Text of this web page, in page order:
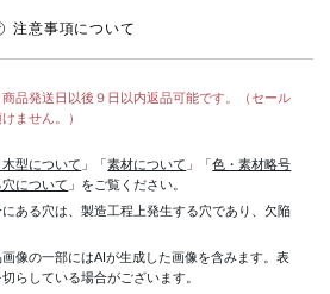
注意事項について
品発送日以後９日以内返品可能です。（セール
ません。）
型について 」「素材について 」「色・素材略号
について 」をご覧ください。
ある穴は、製造工程上発生する穴であり、欠陥
像の一部にはAIが生成した画像を含みます。表
らしている場合がございます。